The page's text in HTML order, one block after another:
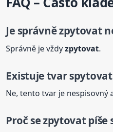
Je správnězpytovat
Správně je vždyzpytovat.
Existuje tvar
Ne, tento tvar je nespisovný
Proč sezpytovatpíše